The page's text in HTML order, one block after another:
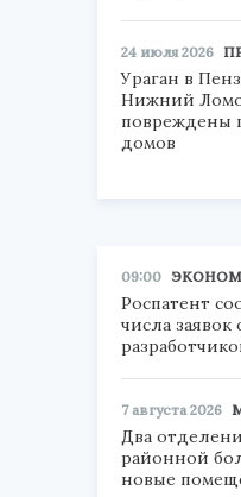
24 июля 2026
Ураган в
Нижний
повреждены
домов
09:00
Роспатент
числа заявок
7 августа 2026
Два
районной
новые